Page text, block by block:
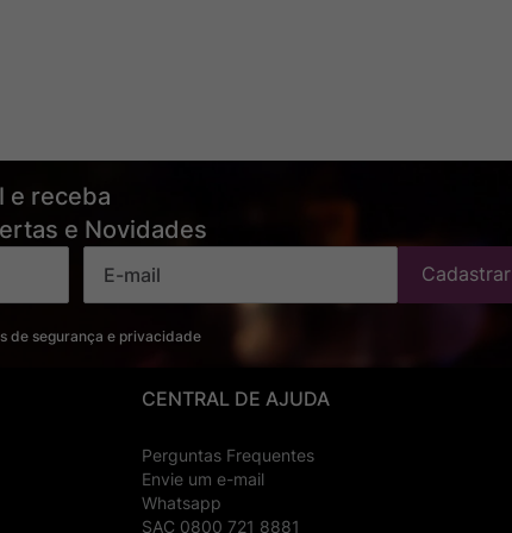
e receba
e Novidades
de segurança e privacidade
Cadastrar
CENTRAL DE AJUDA
Perguntas Frequentes
Envie um e-mail
Whatsapp
SAC 0800 721 8881